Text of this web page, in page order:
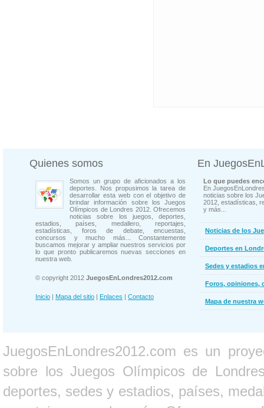
Quienes somos
Somos un grupo de aficionados a los
deportes. Nos propusimos la tarea de
desarrollar esta web con el objetivo de
brindar información sobre los Juegos
Olímpicos de Londres 2012. Ofrecemos
noticias sobre los juegos, deportes,
estadios, países, medallero, reportajes,
estadísticas, foros de debate, encuestas,
concursos y mucho más... Constantemente
buscamos mejorar y ampliar nuestros servicios por
lo que pronto publicaremos nuevas secciones en
nuestra web.
© copyright 2012 JuegosEnLondres2012.com
Inicio | Mapa del sitio | Enlaces | Contacto
En
Lo que puedes
En
noticias sobre los
2012, estadísticas,
y más...
Noticias de los
Deportes en
Sedes y estadios
Foros, opiniones,
Mapa de nuestra
JuegosEnLondres2012.com es un
sobre los Juegos Olímpicos de
deportes, sedes y estadios, países,